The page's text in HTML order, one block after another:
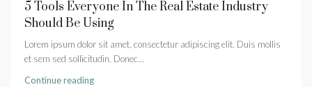
5 Tools Everyone In The Real Estate Industry
Should Be Using
Lorem ipsum dolor sit amet, consectetur adipiscing elit. Duis mollis
et sem sed sollicitudin. Donec...
Continue reading